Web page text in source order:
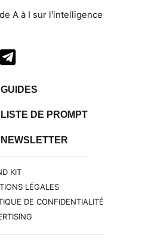
A à I sur l'intelligence
GUIDES
LISTE DE PROMPT
NEWSLETTER
KIT
LÉGALES
DE CONFIDENTIALITÉ